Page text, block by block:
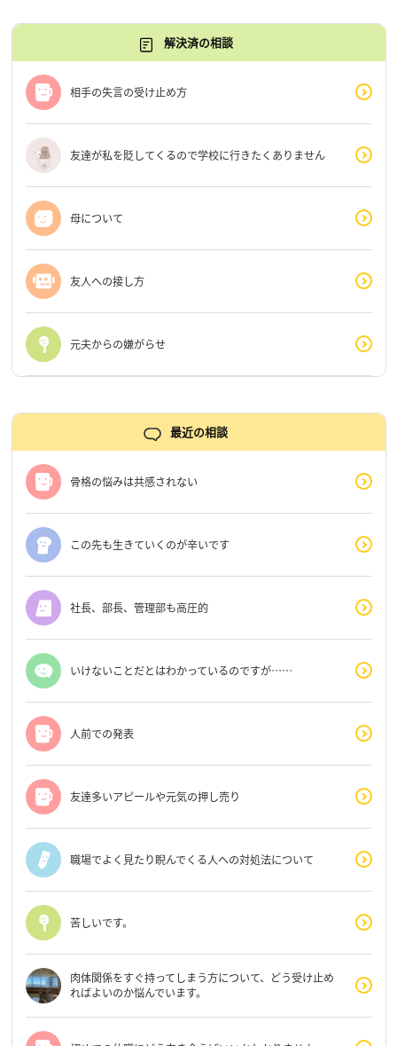
解決済の相談
相手の失言の受け止め方
友達が私を貶してくるので学校に行きたくありません
母について
友人への接し方
元夫からの嫌がらせ
最近の相談
骨格の悩みは共感されない
この先も生きていくのが辛いです
社長、部長、管理部も高圧的
いけないことだとはわかっているのですが……
人前での発表
友達多いアピールや元気の押し売り
職場でよく見たり睨んでくる人への対処法について
苦しいです。
肉体関係をすぐ持ってしまう方について、どう受け止め
ればよいのか悩んでいます。